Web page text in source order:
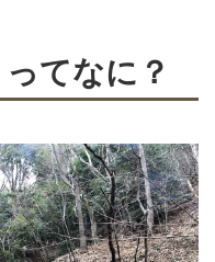
ってなに？